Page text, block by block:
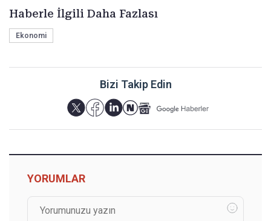
Haberle İlgili Daha Fazlası
Ekonomi
Bizi Takip Edin
YORUMLAR